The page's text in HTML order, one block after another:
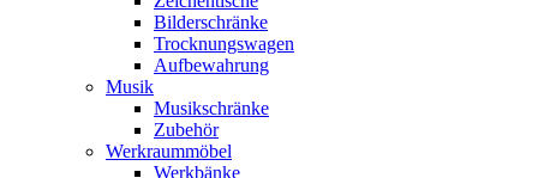
Bilderschränke
Trocknungswagen
Aufbewahrung
Musik
Musikschränke
Zubehör
Werkraummöbel
Werkbänke